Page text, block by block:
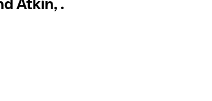
Atkin, .